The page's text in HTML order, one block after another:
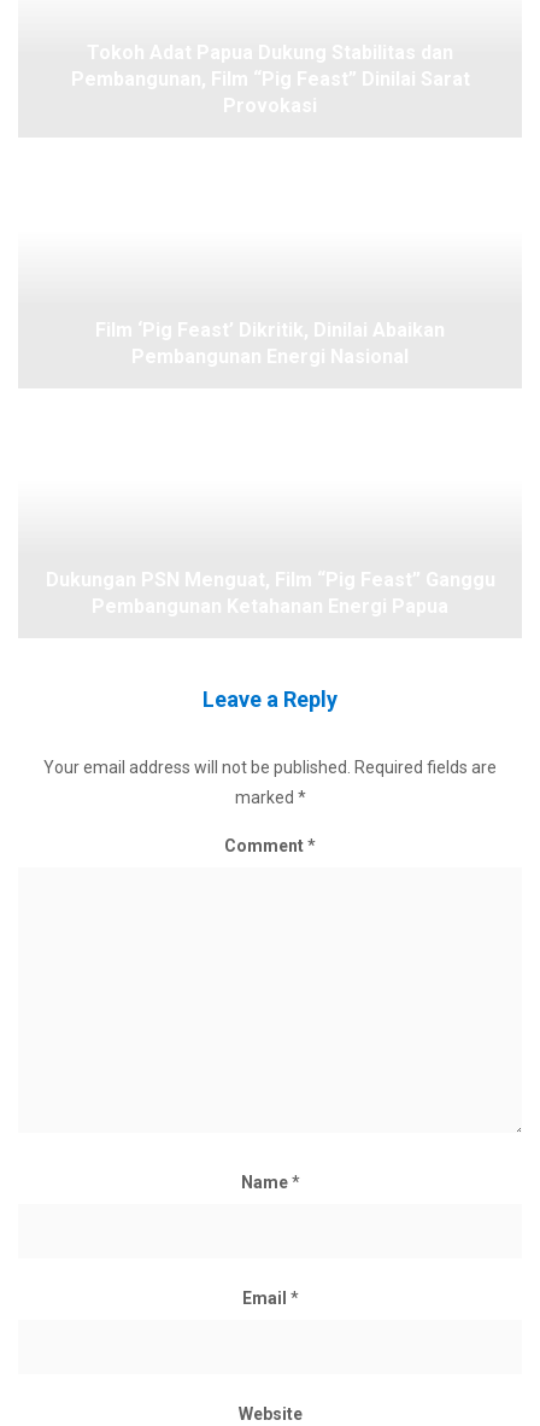
Leave a Reply
Your email address will not be published.
Required fields are
marked *
Comment*
Name*
Email *
Website